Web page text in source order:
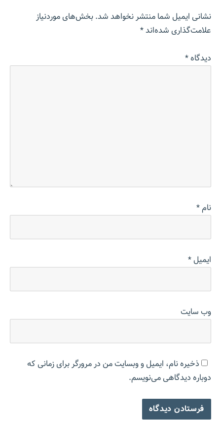
نشانی ایمیل شما منتشر نخواهد شد.بخش‌های موردنیاز
علامت‌گذاری شده‌اند*
دیدگاه*
نام*
ایمیل*
وب‌ سایت
ذخیره نام، ایمیل و وبسایت من در مرورگر برای زمانی که
دوباره دیدگاهی می‌نویسم.